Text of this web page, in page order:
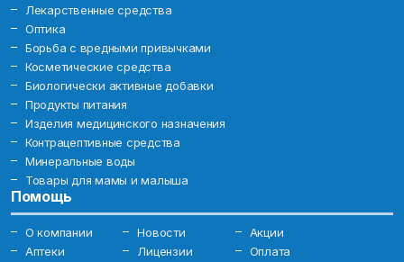
Лекарственные средства
Оптика
Борьба с вредными привычками
Косметические средства
Биологически активные добавки
Продукты питания
Изделия медицинского назначения
Контрацептивные средства
Минеральные воды
Товары для мамы и малыша
Помощь
О компании Новости
Акции
Аптеки
Лицензии
Оплата